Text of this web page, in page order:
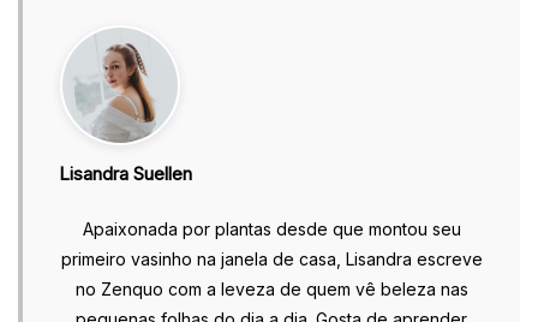
Lisandra Suellen
Apaixonada por plantas desde que montou seu
primeiro vasinho na janela de casa, Lisandra escreve
no Zenquo com a leveza de quem vê beleza nas